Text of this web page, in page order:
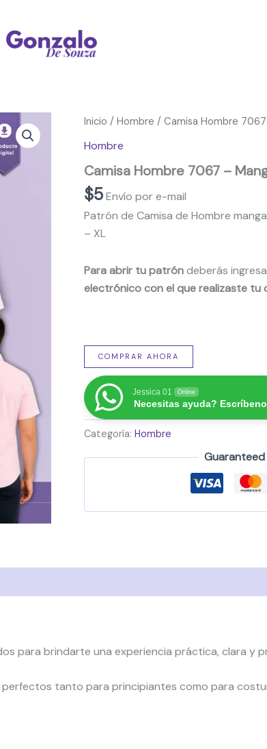
Inicio / Hombre / Camisa Hombre
Hombre
Camisa Hombre 7067 –
$5Envío por e-mail
Patrón de Camisa de Hombre
– XL
Para abrir tu patróndeberás
electrónico con el que realizaste tu
COMPRAR AHORA
Jessica 01 Online
Necesitas ayuda?
Categoría: Hombre
para brindarte una experiencia práctica, clara y
perfectos tanto para principiantes como para